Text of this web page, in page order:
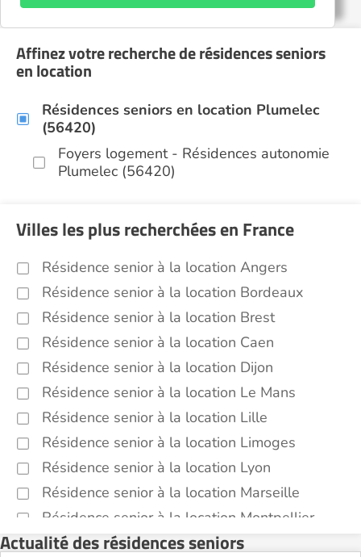
Affinez votre recherche de résidences seniors
en location
Résidences seniors en location Plumelec
(56420)
Foyers logement - Résidences autonomie
Plumelec (56420)
Villes les plus recherchées en France
Résidence senior à la location Angers
Résidence senior à la location Bordeaux
Résidence senior à la location Brest
Résidence senior à la location Caen
Résidence senior à la location Dijon
Résidence senior à la location Le Mans
Résidence senior à la location Lille
Résidence senior à la location Limoges
Résidence senior à la location Lyon
Résidence senior à la location Marseille
Résidence senior à la location Montpellier
Résidence senior à la location Montélimar
Actualité des résidences seniors